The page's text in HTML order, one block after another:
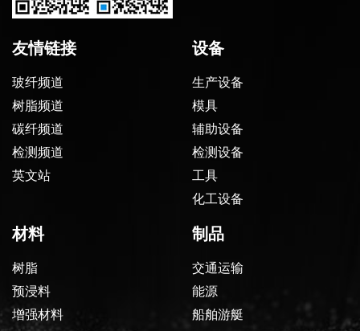
友情链接
玻纤频道
树脂频道
碳纤频道
检测频道
英文站
设备
生产设备
模具
辅助设备
检测设备
工具
化工设备
材料
树脂
预浸料
增强材料
制品
交通运输
能源
船舶游艇